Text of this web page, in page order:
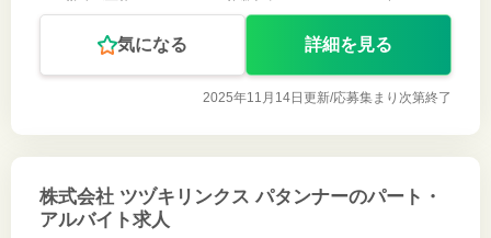
気になる 詳細を見る
2025年11月14日更新/応募集まり次第終了
株式会社 ツヅキリンクス パタンナーのパート・
アルバイト求人